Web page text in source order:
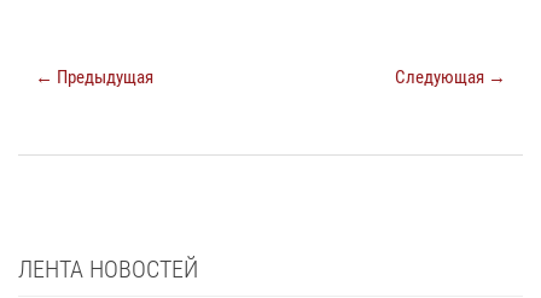
← Предыдущая Следующая →
ЛЕНТА НОВОСТЕЙ